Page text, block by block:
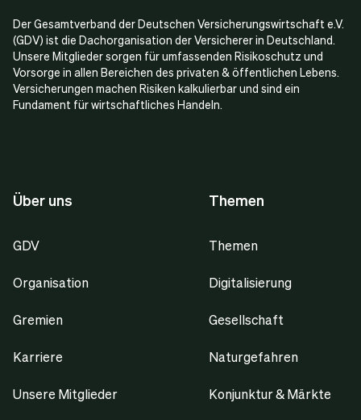
Der Gesamtverband der Deutschen Versicherungswirtschaft e.V.
(GDV) ist die Dachorganisation der Versicherer in Deutschland.
Unsere Mitglieder sorgen für umfassenden Risikoschutz und
Vorsorge in allen Bereichen des privaten & öffentlichen Lebens.
Versicherungen machen Risiken kalkulierbar und sind ein
Fundament für wirtschaftliches Handeln.
Über uns
GDV
Organisation
Gremien
Karriere
Unsere Mitglieder
Themen
Themen
Digitalisierung
Gesellschaft
Naturgefahren
Konjunktur & Märkte